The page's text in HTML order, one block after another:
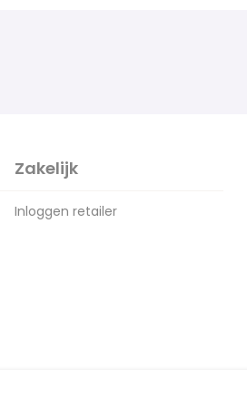
Zakelijk
Inloggen retailer